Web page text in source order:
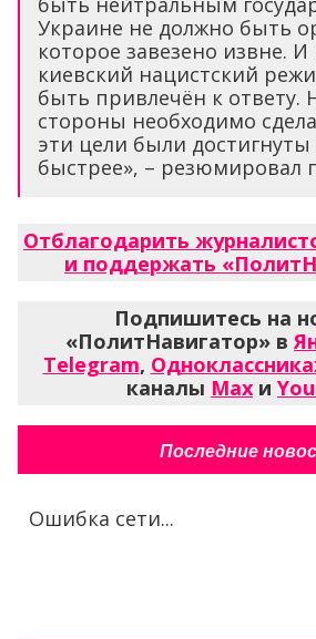
Украине не должно быть
которое завезено извне.
киевский нацистский
быть привлечён к ответу.
стороны необходимо
эти цели были
быстрее», – резюмировал
Отблагодарить
и поддержать
Подпишитесь на
«ПолитНавигатор» в
Telegram,
каналы Max и
Последние
Ошибка сети...